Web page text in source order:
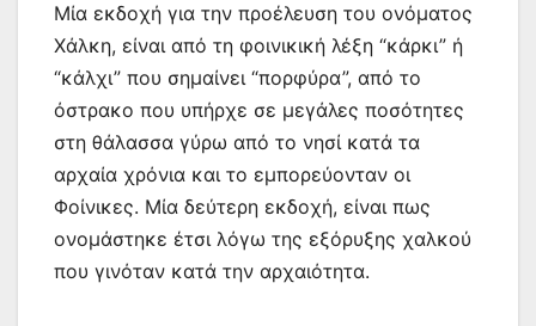
Μία εκδοχή για την προέλευση του ονόματος
Χάλκη, είναι από τη φοινικική λέξη “κάρκι” ή
“κάλχι” που σημαίνει “πορφύρα”, από το
όστρακο που υπήρχε σε μεγάλες ποσότητες
στη θάλασσα γύρω από το νησί κατά τα
αρχαία χρόνια και το εμπορεύονταν οι
Φοίνικες. Μία δεύτερη εκδοχή, είναι πως
ονομάστηκε έτσι λόγω της εξόρυξης χαλκού
που γινόταν κατά την αρχαιότητα.